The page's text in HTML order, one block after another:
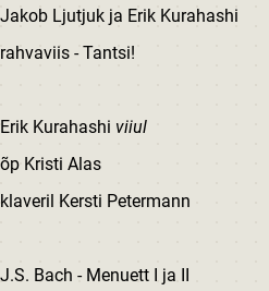
Jakob Ljutjuk ja Erik Kurahashi
rahvaviis - Tantsi!
Erik Kurahashi viiul
õp Kristi Alas
klaveril Kersti Petermann
J.S. Bach - Menuett I ja II